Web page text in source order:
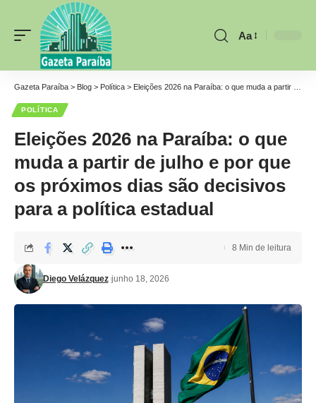
Font
Aa
Gazeta Paraíba > Blog > Política > Eleições 2026 na Paraíba: o que muda a partir de julho e por que os próximos dias são decisivos para a política estadual
POLÍTICA
Eleições 2026 na Paraíba: o que
muda a partir de julho e por que
os próximos dias são decisivos
para a política estadual
Diego Velázquez junho 18, 2026
8 Min de leitura